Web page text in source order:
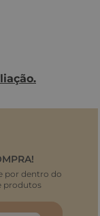
por dentro do
produtos